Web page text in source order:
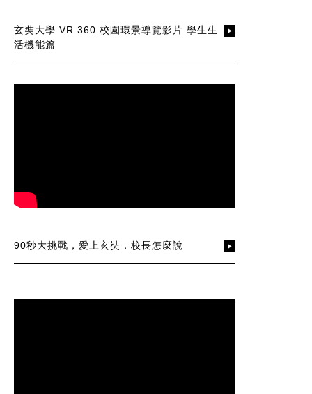
玄奘大學 VR 360 校園環景導覽影片 學生生
活機能篇
90秒大挑戰，愛上玄奘．校長怎麼說